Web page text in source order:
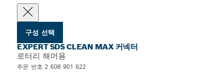
구성 선택
EXPERT SDS CLEAN MAX 커넥터
로터리 해머용
주문 번호 2 608 901 622